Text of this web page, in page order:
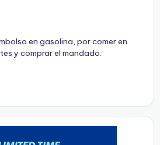
en gasolina, por comer en
y comprar el mandado.